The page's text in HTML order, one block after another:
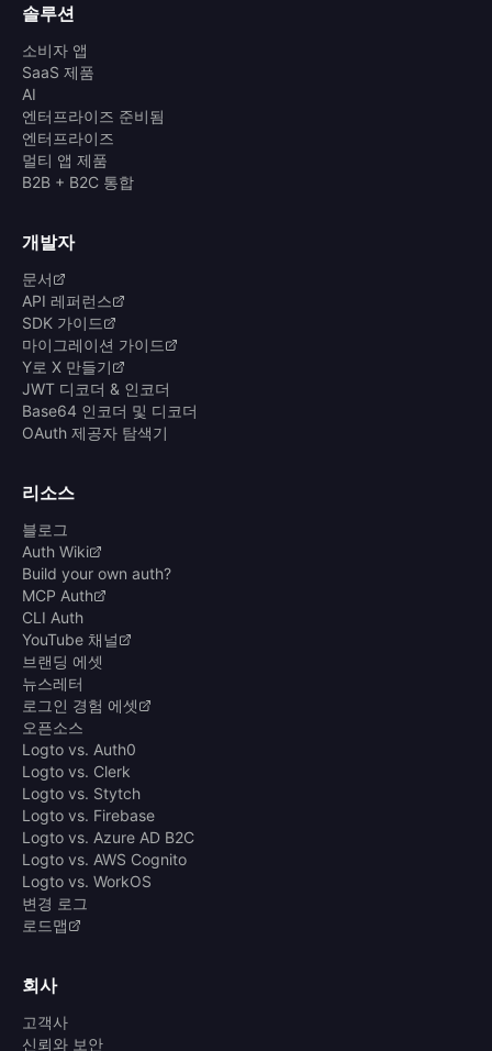
솔루션
소비자 앱
SaaS 제품
AI
엔터프라이즈 준비됨
엔터프라이즈
멀티 앱 제품
B2B + B2C 통합
개발자
문서
API 레퍼런스
SDK 가이드
마이그레이션 가이드
Y로 X 만들기
JWT 디코더 & 인코더
Base64 인코더 및 디코더
OAuth 제공자 탐색기
리소스
블로그
Auth Wiki
Build your own auth?
MCP Auth
CLI Auth
YouTube 채널
브랜딩 에셋
뉴스레터
로그인 경험 에셋
오픈소스
Logto vs. Auth0
Logto vs. Clerk
Logto vs. Stytch
Logto vs. Firebase
Logto vs. Azure AD B2C
Logto vs. AWS Cognito
Logto vs. WorkOS
변경 로그
로드맵
회사
고객사
신뢰와 보안